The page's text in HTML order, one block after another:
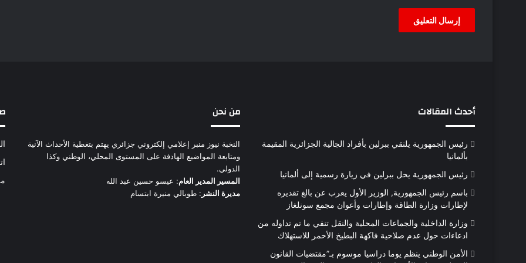
أحدث المقالات
رئيس الجمهورية يلتقي ببرلين بأفراد الجالية الجزائرية المقيمة
بألمانيا
رئيس الجمهورية يحل ببرلين في زيارة رسمية إلى ألمانيا
باسم رئيس الجمهورية, الوزير الأول يعرب عن بالغ تقديره
لإطارات وزارة الطاقة وإطارات وأعوان مجمع سونلغاز
وزارة الداخلية والجماعات المحلية والنقل تنفي ما تم تداوله من
ادعاءات حول عدم صلاحية فاكهة البطيخ الأحمر للاستهلاك
الأمن الوطني ينظم يوما دراسيا موسوم بـ”مقتضيات القانون
من نحن
النخبة نيوز منبر إعلامي إلكتروني جزائري يهتم بتغطية الأحداث الآنية
ومتابعة المواضيع الهادفة على المستوى المحلي، الوطني وكذا
الدولي.
المسير المدير العام: عيسو حسين عبد الله
مديرة النشر : طوبالي منيرة ابتسام